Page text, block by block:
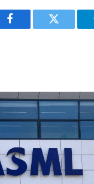
Facebook Twitter